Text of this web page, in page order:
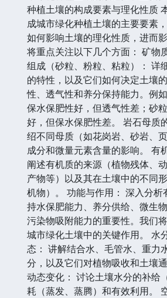
种植土壤的构成要素与理化性质
成城市绿化种植土壤的主要要素
如何影响土壤的理化性质，进而
将重点关注以下几个方面： 矿物
组成（砂粒、粉粒、粘粒）： 详
的特性，以及它们如何决定土壤
性、透气性和养分保持能力。例
保水保肥性好，但透气性差；砂
好，但保水保肥性差。 岩石母质
绍不同母质（如花岗岩、砂岩、
成分和微量元素含量的影响。 有
阐述有机质的来源（植物残体、
产物等）以及其在土壤中的不同
机物）。 功能与作用： 深入分析
持水保肥能力、养分供给、微生
污染物吸附能力的重要性。我们
城市绿化土壤中的关键作用。 水
态： 讲解结合水、毛管水、重力
分，以及它们对植物吸收和土壤
动态变化： 讨论土壤水分的补给
耗（蒸发、蒸腾）和有效利用。